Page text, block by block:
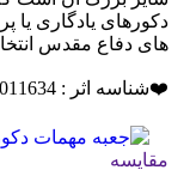
دکورهای یادگاری یا
های دفاع مقدس
❤️شناسه اثر : 4011634
مقایسه